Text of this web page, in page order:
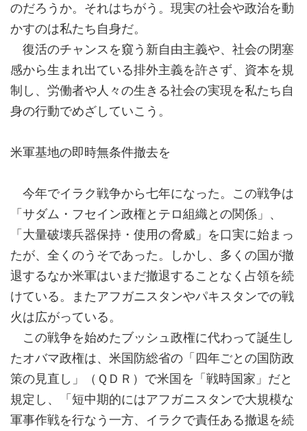
のだろうか。それはちがう。現実の社会や政治を動
かすのは私たち自身だ。
復活のチャンスを窺う新自由主義や、社会の閉塞
感から生まれ出ている排外主義を許さず、資本を規
制し、労働者や人々の生きる社会の実現を私たち自
身の行動でめざしていこう。
米軍基地の即時無条件撤去を
今年でイラク戦争から七年になった。この戦争は
「サダム・フセイン政権とテロ組織との関係」、
「大量破壊兵器保持・使用の脅威」を口実に始まっ
たが、全くのうそであった。しかし、多くの国が撤
退するなか米軍はいまだ撤退することなく占領を続
けている。またアフガニスタンやパキスタンでの戦
火は広がっている。
この戦争を始めたブッシュ政権に代わって誕生し
たオバマ政権は、米国防総省の「四年ごとの国防政
策の見直し」（ＱＤＲ）で米国を「戦時国家」だと
規定し、「短中期的にはアフガニスタンで大規模な
軍事作戦を行なう一方、イラクで責任ある撤退を続